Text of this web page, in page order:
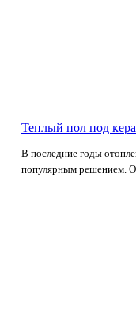
Теплый пол под
В последние годы
популярным решением.